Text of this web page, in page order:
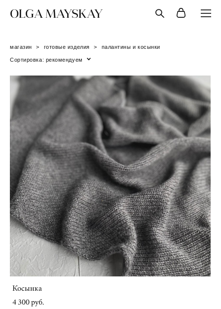
OLGA MAYSKAY
магазин > готовые изделия > палантины и косынки
Сортировка: рекомендуем
Косынка
4 300 pуб.